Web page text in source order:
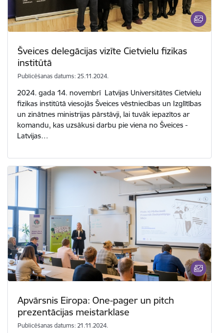
Šveices delegācijas vizīte Cietvielu fizikas
institūtā
Publicēšanas datums: 25.11.2024.
2024. gada 14. novembrī Latvijas Universitātes Cietvielu
fizikas institūtā viesojās Šveices vēstniecības un Izglītības
un zinātnes ministrijas pārstāvji, lai tuvāk iepazītos ar
komandu, kas uzsākusi darbu pie viena no Šveices -
Latvijas…
Apvārsnis Eiropa: One-pager un pitch
prezentācijas meistarklase
Publicēšanas datums: 21.11.2024.